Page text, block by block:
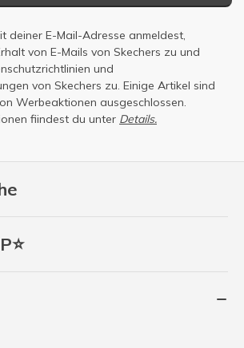
deiner E-Mail-Adresse anmeldest,
von E-Mails von Skechers zu und
und
von Skechers zu. Einige Artikel sind
Werbeaktionen ausgeschlossen.
fiindest du unter Details.